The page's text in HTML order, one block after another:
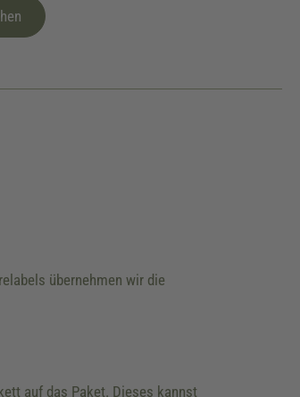
übernehmen wir die
auf das Paket. Dieses kannst